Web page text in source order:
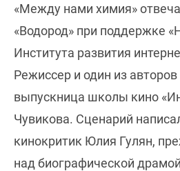
«Между нами химия»
«Водород» при поддержке
Института развития
Режиссер и один из
выпускница школы кино
Чувикова. Сценарий
кинокритик Юлия Гулян,
над биографической